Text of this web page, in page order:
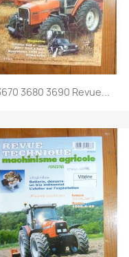
3680 3690 Revue...